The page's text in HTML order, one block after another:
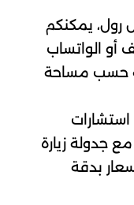
رول، يمكنكم
أو الواتساب
حسب مساحة
جدولة زيارة
بدقة